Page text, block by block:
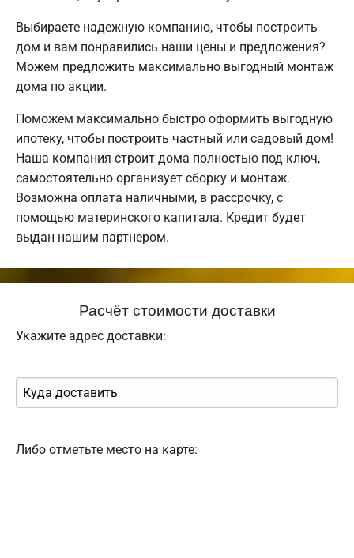
Выбираете надежную компанию, чтобы построить
дом и вам понравились наши цены и предложения?
Можем предложить максимально выгодный монтаж
дома по акции.
Поможем максимально быстро оформить выгодную
ипотеку, чтобы построить частный или садовый дом!
Наша компания строит дома полностью под ключ,
самостоятельно организует сборку и монтаж.
Возможна оплата наличными, в рассрочку, с
помощью материнского капитала. Кредит будет
выдан нашим партнером.
Расчёт стоимости доставки
Укажите адрес доставки:
Либо отметьте место на карте: